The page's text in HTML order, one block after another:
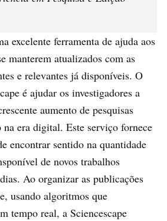
excelente ferramenta de ajuda aos
manterem atualizados com as
e relevantes já disponíveis. O
é ajudar os investigadores a
aumento de pesquisas
era digital. Este serviço fornece
encontrar sentido na quantidade
de novos trabalhos
Ao organizar as publicações
usando algoritmos que
tempo real, a Sciencescape